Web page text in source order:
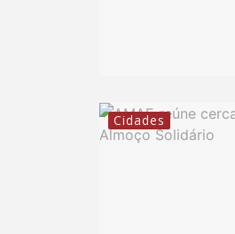
Cidades